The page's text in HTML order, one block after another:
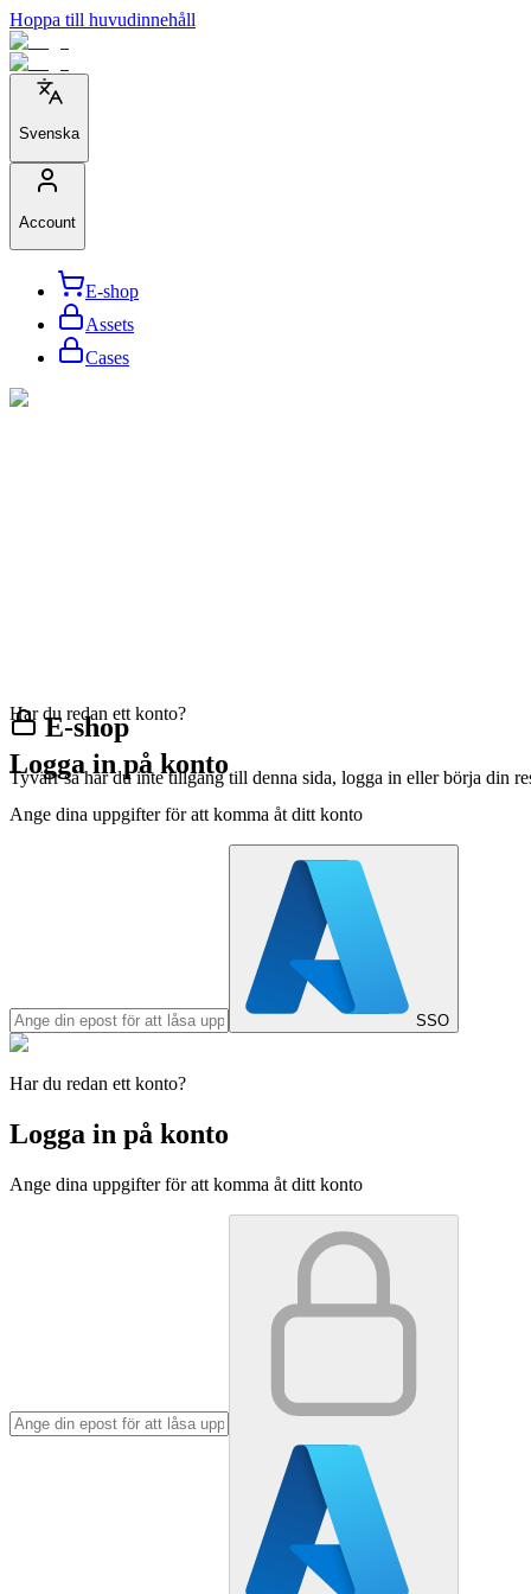
Hoppa till huvudinnehåll
Svenska
Account
E-shop
Assets
Cases
E-shop
Tyvärr så har du inte tillgång till denna sida, logga in eller börja din
Har du redan ett konto?
Logga in på konto
Ange dina uppgifter för att komma åt ditt konto
SSO
Har du redan ett konto?
Logga in på konto
Ange dina uppgifter för att komma åt ditt konto